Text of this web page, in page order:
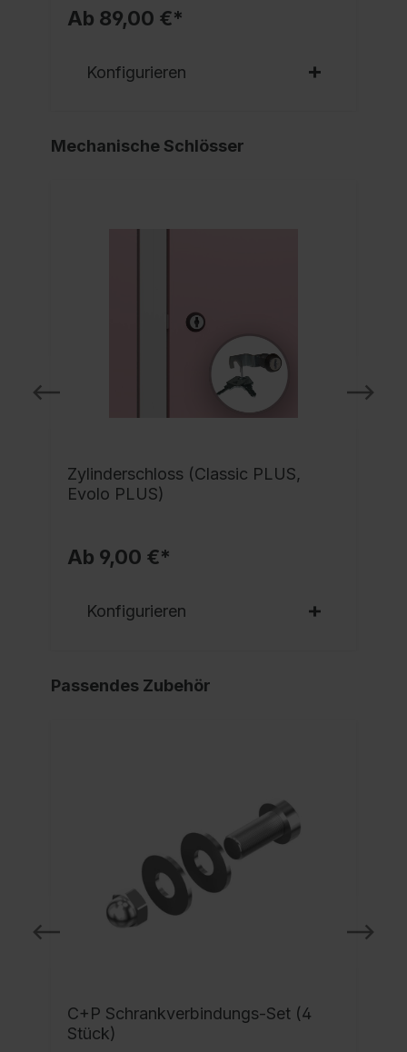
Ab 89,00 €*
Konfigurieren
Mechanische Schlösser
Zylinderschloss (Classic PLUS,
Evolo PLUS)
Ab 9,00 €*
Konfigurieren
Passendes Zubehör
C+P Schrankverbindungs-Set (4
Stück)